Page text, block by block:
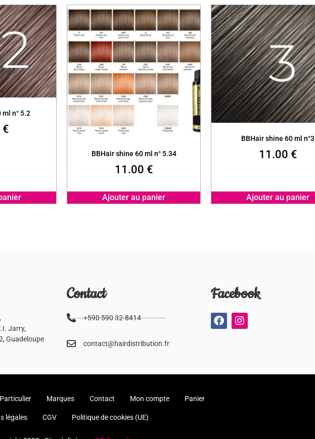
n° 5.2
€
BBHair shine 60 ml n° 5.34
11.00 €
Ajouter au panier
BBHair shine 60 ml n°3
11.00 €
Ajouter au panier
Jarry,
Guadeloupe
Contact
+590 590 32-8414
contact@hairdistribution.fr
Facebook
Particulier Marques Contact Mon compte Panier
légales CGV Politique de cookies (UE)